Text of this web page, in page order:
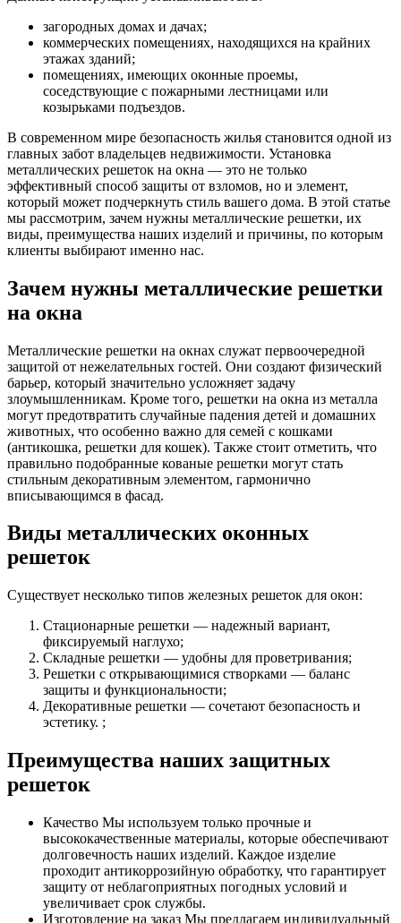
загородных домах и дачах;
коммерческих помещениях, находящихся на крайних
этажах зданий;
помещениях, имеющих оконные проемы,
соседствующие с пожарными лестницами или
козырьками подъездов.
В современном мире безопасность жилья становится одной из
главных забот владельцев недвижимости. Установка
металлических решеток на окна — это не только
эффективный способ защиты от взломов, но и элемент,
который может подчеркнуть стиль вашего дома. В этой статье
мы рассмотрим, зачем нужны металлические решетки, их
виды, преимущества наших изделий и причины, по которым
клиенты выбирают именно нас.
Зачем нужны металлические решетки
на окна
Металлические решетки на окнах служат первоочередной
защитой от нежелательных гостей. Они создают физический
барьер, который значительно усложняет задачу
злоумышленникам. Кроме того, решетки на окна из металла
могут предотвратить случайные падения детей и домашних
животных, что особенно важно для семей с кошками
(антикошка, решетки для кошек). Также стоит отметить, что
правильно подобранные кованые решетки могут стать
стильным декоративным элементом, гармонично
вписывающимся в фасад.
Виды металлических оконных
решеток
Существует несколько типов железных решеток для окон:
Стационарные решетки — надежный вариант,
фиксируемый наглухо;
Складные решетки — удобны для проветривания;
Решетки с открывающимися створками — баланс
защиты и функциональности;
Декоративные решетки — сочетают безопасность и
эстетику. ;
Преимущества наших защитных
решеток
Качество Мы используем только прочные и
высококачественные материалы, которые обеспечивают
долговечность наших изделий. Каждое изделие
проходит антикоррозийную обработку, что гарантирует
защиту от неблагоприятных погодных условий и
увеличивает срок службы.
Изготовление на заказ Мы предлагаем индивидуальный